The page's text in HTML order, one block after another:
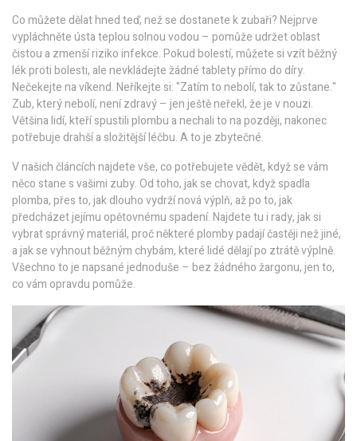
Co můžete dělat hned teď, než se dostanete k zubaři? Nejprve
vypláchněte ústa teplou solnou vodou – pomůže udržet oblast
čistou a zmenší riziko infekce. Pokud bolestí, můžete si vzít běžný
lék proti bolesti, ale nevkládejte žádné tablety přímo do díry.
Nečekejte na víkend. Neříkejte si: "Zatím to nebolí, tak to zůstane."
Zub, který nebolí, není zdravý – jen ještě neřekl, že je v nouzi.
Většina lidí, kteří spustili plombu a nechali to na později, nakonec
potřebuje drahší a složitější léčbu. A to je zbytečné.
V našich článcích najdete vše, co potřebujete vědět, když se vám
něco stane s vašimi zuby. Od toho, jak se chovat, když spadla
plomba, přes to, jak dlouho vydrží nová výplň, až po to, jak
předcházet jejímu opětovnému spadení. Najdete tu i rady, jak si
vybrat správný materiál, proč některé plomby padají častěji než jiné,
a jak se vyhnout běžným chybám, které lidé dělají po ztrátě výplně.
Všechno to je napsané jednoduše – bez žádného žargonu, jen to,
co vám opravdu pomůže.